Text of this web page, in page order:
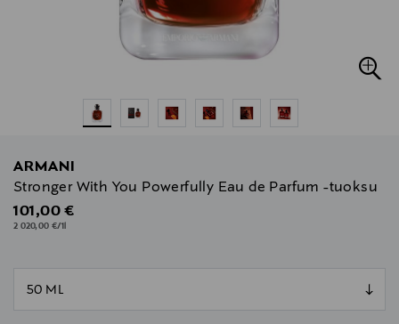
ARMANI
Stronger With You Powerfully Eau de Parfum -tuoksu
Original Price
101,00 €
2 020,00 €/1l